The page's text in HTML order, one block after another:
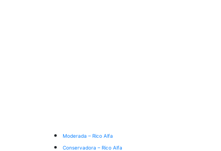
Moderada – Rico Alfa
Conservadora – Rico Alfa